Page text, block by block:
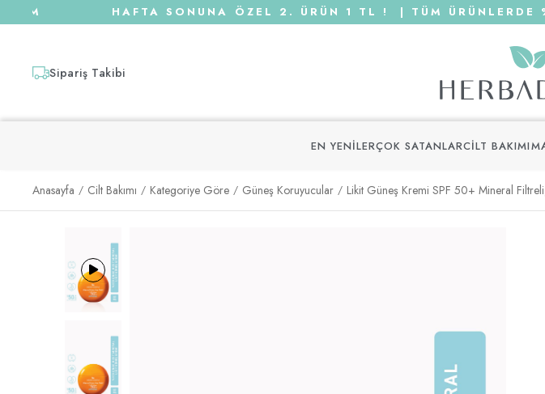
HAFTA SONUNA ÖZEL 2. ÜRÜN 1 TL ! | TÜM ÜRÜNLERDE
Sipariş Takibi
EN YENILERÇOK SATANLARCILT BAKIMI
Anasayfa Cilt Bakımı Kategoriye Göre Güneş Koruyucular Likit Güneş Kremi SPF 50+ Mineral